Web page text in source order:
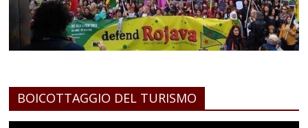
BOICOTTAGGIO DEL TURISMO